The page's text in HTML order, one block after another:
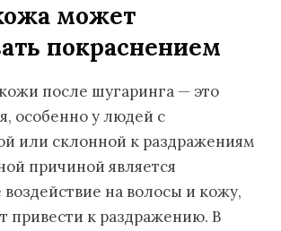
может
покраснением
после шугаринга — это
особенно у людей с
или склонной к раздражениям
причиной является
на волосы и кожу,
привести к раздражению. В